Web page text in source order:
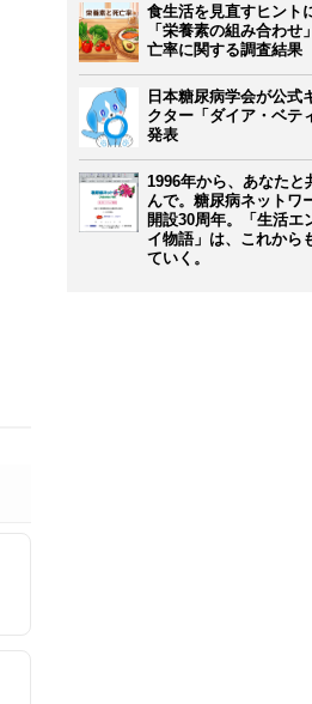
食生活を見直すヒント
「栄養素の組み合わせ
亡率に関する調査結果
日本糖尿病学会が公式
クター「ダイア・ベテ
発表
1996年から、あなたと
んで。糖尿病ネットワ
開設30周年。「生活エ
イ物語」は、これから
ていく。